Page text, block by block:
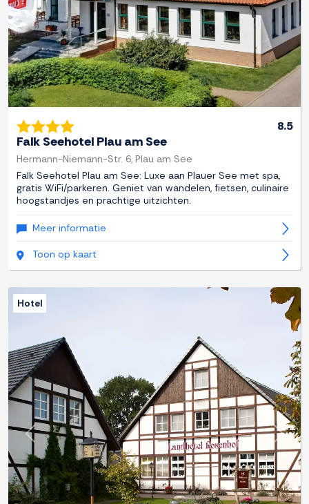
8.5
Falk Seehotel Plau am See
Hermann-Niemann-Str. 6, Plau am See
Falk Seehotel Plau am See: Luxe aan Plauer See met spa,
gratis WiFi/parkeren. Geniet van wandelen, fietsen, culinaire
hoogstandjes en prachtige uitzichten.
Meer informatie
Toon op kaart
Previous Next
Hotel